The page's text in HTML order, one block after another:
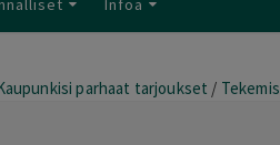
Infoa
parhaat tarjoukset /